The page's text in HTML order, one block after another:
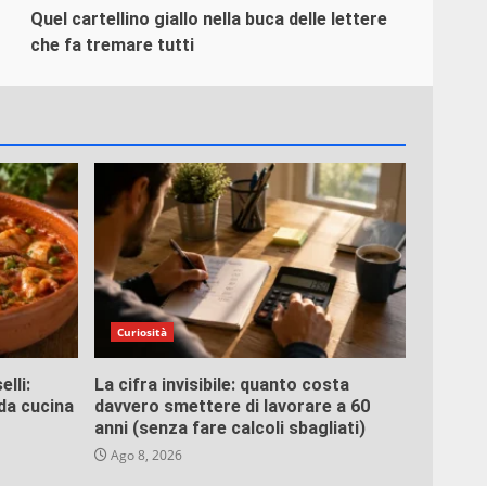
Quel cartellino giallo nella buca delle lettere
che fa tremare tutti
cucina
Curiosità
La cifra invisibile: quanto costa
davvero smettere di lavorare a 60
anni (senza fare calcoli sbagliati)
Ago 8, 2026